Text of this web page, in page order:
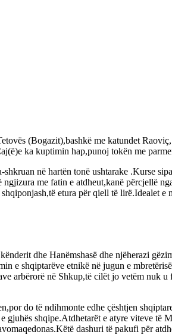
(Bogazit),bashkë me katundet
ka kuptimin hap,punoj tokën me
në hartën tonë ushtarake .Kurse
me fatin e atdheut,kanë përcjellë
etura për qiell të lirë.Idealet
dhe Hanëmshasë dhe njëherazi
e shqiptarëve etnikë në jugun e
arbërorë në Shkup,të cilët jo vetëm nuk
do të ndihmonte edhe çështjen
shqipe.Atdhetarët e atyre viteve të
dashuri të pakufi për